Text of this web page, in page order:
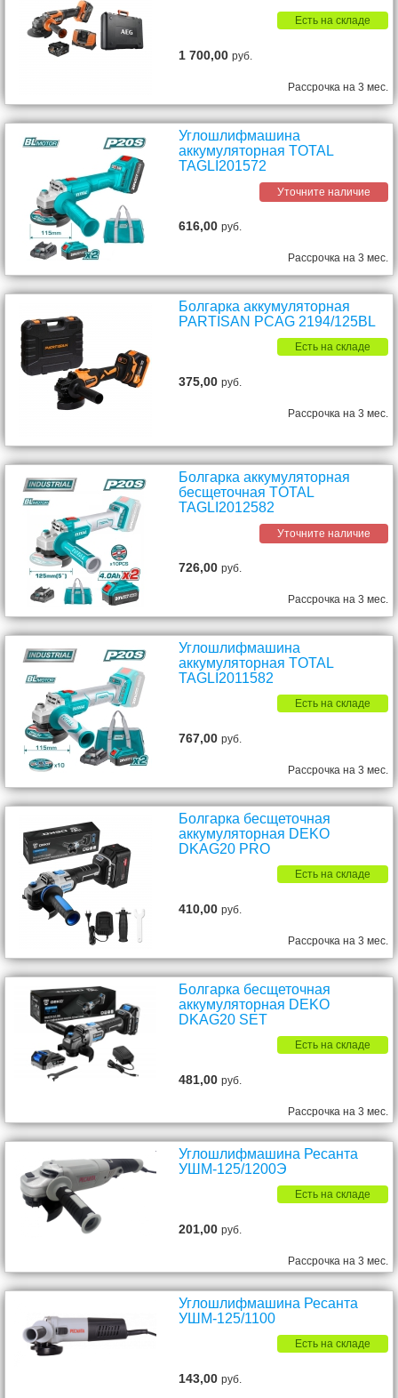
Есть на складе
1 700,00руб.
Рассрочка на 3 мес.
Углошлифмашина
аккумуляторная TOTAL
TAGLI201572
Уточните наличие
616,00руб.
Рассрочка на 3 мес.
Болгарка аккумуляторная
PARTISAN PCAG 2194/125BL
Есть на складе
375,00руб.
Рассрочка на 3 мес.
Болгарка аккумуляторная
бесщеточная TOTAL
TAGLI2012582
Уточните наличие
726,00руб.
Рассрочка на 3 мес.
Углошлифмашина
аккумуляторная TOTAL
TAGLI2011582
Есть на складе
767,00руб.
Рассрочка на 3 мес.
Болгарка бесщеточная
аккумуляторная DEKO
DKAG20 PRO
Есть на складе
410,00руб.
Рассрочка на 3 мес.
Болгарка бесщеточная
аккумуляторная DEKO
DKAG20 SET
Есть на складе
481,00руб.
Рассрочка на 3 мес.
Углошлифмашина Ресанта
УШМ-125/1200Э
Есть на складе
201,00руб.
Рассрочка на 3 мес.
Углошлифмашина Ресанта
УШМ-125/1100
Есть на складе
143,00руб.